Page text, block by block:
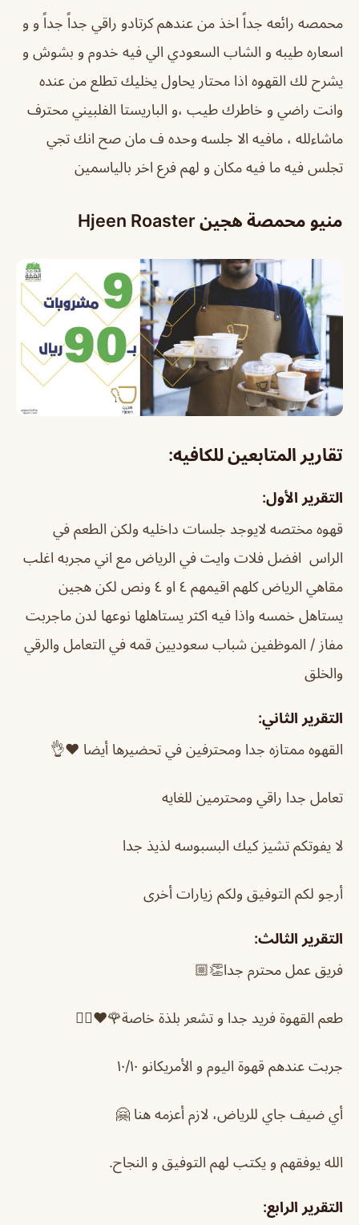
محمصه رائعه جداً اخذ من عندهم كرتادو راقي جداً جداً و و
اسعاره طيبه و الشاب السعودي الي فيه خدوم و بشوش و
يشرح لك القهوه اذا محتار يحاول يخليك تطلع من عنده
وانت راضي و خاطرك طيب ،و الباريستا الفلبيني محترف
ماشاءلله ، مافيه الا جلسه وحده ف مان صح انك تجي
تجلس فيه ما فيه مكان و لهم فرع اخر بالياسمين
منيو محمصة هجين Hjeen Roaster
تقارير المتابعين للكافيه:
التقرير الأول:
قهوه مختصه لايوجد جلسات داخليه ولكن الطعم في
الراس افضل فلات وايت في الرياض مع اني مجربه اغلب
مقاهي الرياض كلهم اقيمهم ٤ او ٤ ونص لكن هجين
يستاهل خمسه واذا فيه اكثر يستاهلها نوعها لدن ماجربت
مفاز / الموظفين شباب سعوديين قمه في التعامل والرقي
والخلق
التقرير الثاني:
القهوه ممتازه جدا ومحترفين في تحضيرها أيضا ❤️👌
تعامل جدا راقي ومحترمين للغايه
لا يفوتكم تشيز كيك البسبوسه لذيذ جدا
أرجو لكم التوفيق ولكم زيارات أخرى
التقرير الثالث:
فريق عمل محترم جدا👏🏼
طعم القهوة فريد جدا و تشعر بلذة خاصة🌹❤👍🏻
جربت عندهم قهوة اليوم و الأمريكانو ١٠/١٠
أي ضيف جاي للرياض، لازم أعزمه هنا 🤗
الله يوفقهم و يكتب لهم التوفيق و النجاح.
التقرير الرابع: